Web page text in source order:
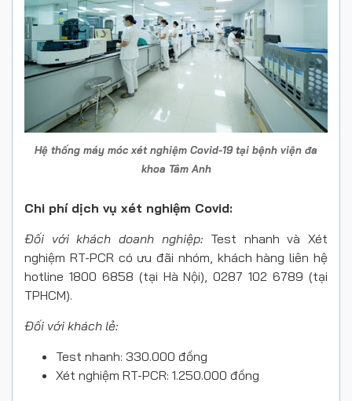
Hệ thống máy móc xét nghiệm Covid-19 tại bệnh viện đa
khoa Tâm Anh
Chi phí dịch vụ xét nghiệm Covid:
Đối với khách doanh nghiệp: Test nhanh và Xét
nghiệm RT-PCR có ưu đãi nhóm, khách hàng liên hệ
hotline 1800 6858 (tại Hà Nội), 0287 102 6789 (tại
TPHCM).
Đối với khách lẻ:
Test nhanh: 330.000 đồng
Xét nghiệm RT-PCR: 1.250.000 đồng